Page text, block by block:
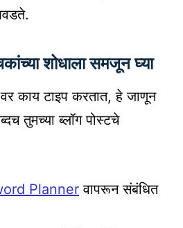
शोधाला समजून घ्या
काय टाइप करतात, हे जाणून
तुमच्या ब्लॉग पोस्टचे
Planner वापरून संबंधित